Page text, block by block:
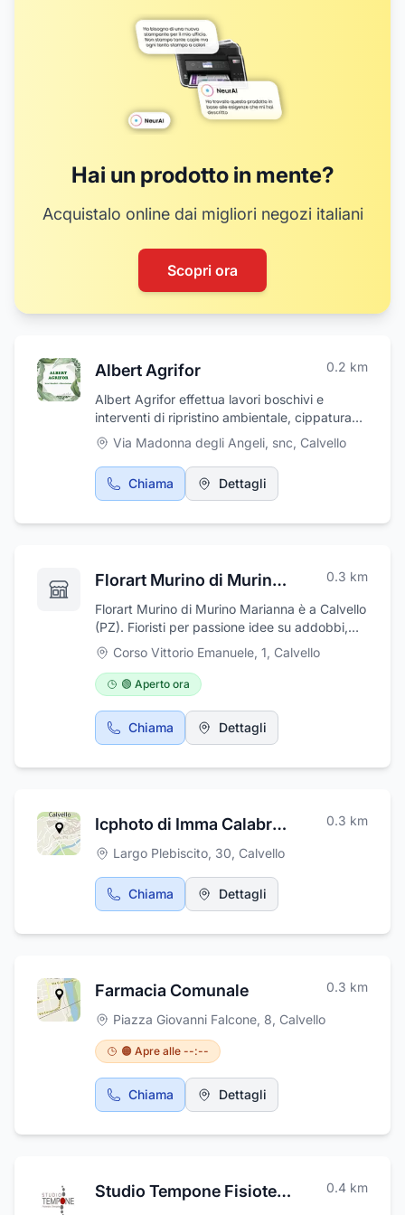
Hai un prodotto in mente?
Acquistalo online dai migliori negozi italiani
Scopri ora
Albert Agrifor 0.2 km
Albert Agrifor effettua lavori boschivi e
interventi di ripristino ambientale, cippatura
biomasse, riforestazione e miglioramento di
boschi degradati, oltre che lotti boschivi
pesanti con esbosco, abbattimento e
trasporto legname. Albert Agrifor si trova in v.
Via Madonna degli Angeli, snc, Calvello
Chiama Dettagli
Florart Murino di Murino Marianna 0.3 km
Florart Murino di Murino Marianna è a Calvello
(PZ). Fioristi per passione idee su addobbi,
decorazioni e allestimenti. Piante fiori e articoli
da regalo. Florart Murino di Murino Marianna,
dal 1987 nel settore, si occupa di vendita
piante e fiori e la realizzazione di addobbi
floreali per tutte le occasioni. Si prende cura
di tutto ciò che riguarda l’allestimento di una
bouquet con fiori freschi, allestimento floreale
Marianna offre ad ogni evento il fiore ideale Vi
aspettiamo in Corso Vittorio Emanuele, 1 a
Calvello dove potrete visionare una ricca
galleria di immagini di addobbi floreali
realizzati nelle location più belle della zona.
Corso Vittorio Emanuele, 1, Calvello
🟢 Aperto ora
Chiama Dettagli
Icphoto di Imma Calabrese 0.3 km
Largo Plebiscito, 30, Calvello
Chiama Dettagli
Farmacia Comunale 0.3 km
Piazza Giovanni Falcone, 8, Calvello
🟠 Apre alle --:--
Chiama Dettagli
Studio Tempone Fisioterapia - Osteopatia 0.4 km